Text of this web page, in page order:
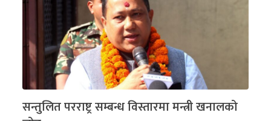
सन्तुलित परराष्ट्र सम्बन्ध विस्तारमा मन्त्री खनालको